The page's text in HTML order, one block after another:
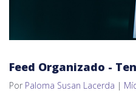
Feed Organizado -
Por Paloma Susan Lacerda |